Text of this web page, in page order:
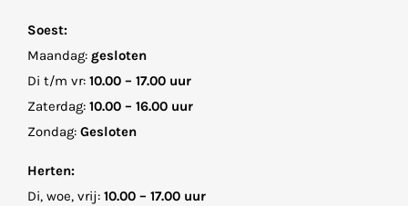
Soest:
Maandag: gesloten
Di t/m vr: 10.00 – 17.00 uur
Zaterdag: 10.00 – 16.00 uur
Zondag: Gesloten
Herten:
Di, woe, vrij: 10.00 – 17.00 uur